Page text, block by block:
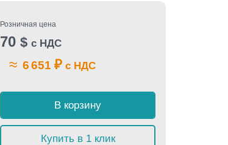
Розничная цена
70 $ с НДС
≈ 6 651 ₽ с НДС
В корзину
Купить в 1 клик